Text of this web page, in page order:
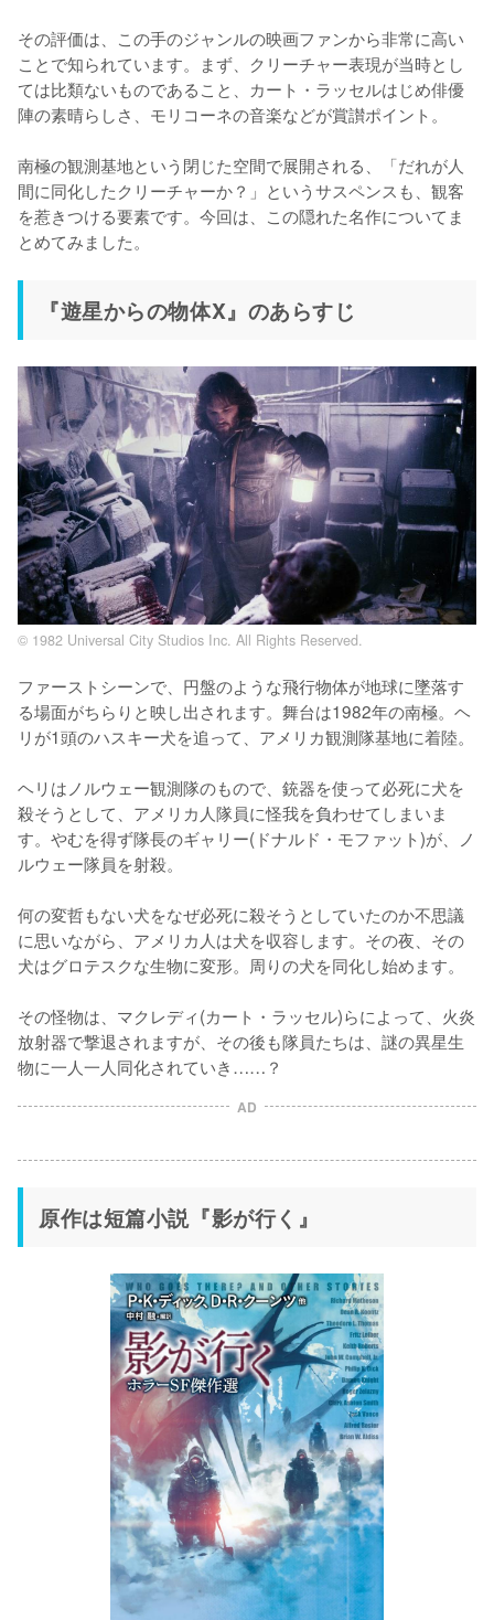
その評価は、この手のジャンルの映画ファンから非常に高い
ことで知られています。まず、クリーチャー表現が当時とし
ては比類ないものであること、カート・ラッセルはじめ俳優
陣の素晴らしさ、モリコーネの音楽などが賞讃ポイント。
南極の観測基地という閉じた空間で展開される、「だれが人
間に同化したクリーチャーか？」というサスペンスも、観客
を惹きつける要素です。今回は、この隠れた名作についてま
とめてみました。
『遊星からの物体X』のあらすじ
© 1982 Universal City Studios Inc. All Rights Reserved.
ファーストシーンで、円盤のような飛行物体が地球に墜落す
る場面がちらりと映し出されます。舞台は1982年の南極。ヘ
リが1頭のハスキー犬を追って、アメリカ観測隊基地に着陸。
ヘリはノルウェー観測隊のもので、銃器を使って必死に犬を
殺そうとして、アメリカ人隊員に怪我を負わせてしまいま
す。やむを得ず隊長のギャリー(ドナルド・モファット)が、ノ
ルウェー隊員を射殺。
何の変哲もない犬をなぜ必死に殺そうとしていたのか不思議
に思いながら、アメリカ人は犬を収容します。その夜、その
犬はグロテスクな生物に変形。周りの犬を同化し始めます。
その怪物は、マクレディ(カート・ラッセル)らによって、火炎
放射器で撃退されますが、その後も隊員たちは、謎の異星生
物に一人一人同化されていき……？
AD
原作は短篇小説『影が行く』